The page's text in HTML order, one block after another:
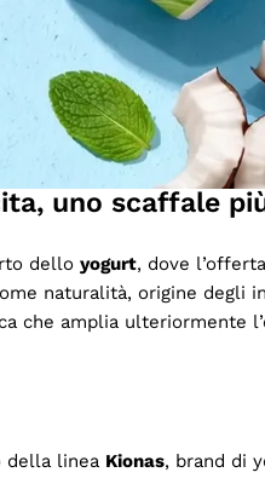
tra un brand e il
tra referenze, il
nel tempo.
a
uno scaffale
dello yogurt, dove
naturalità, origine degli
che amplia ulteriormente
della linea Kionas, brand di